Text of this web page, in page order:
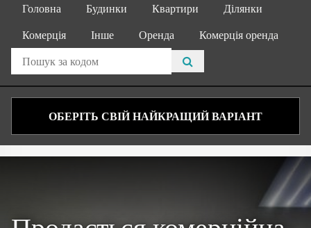
Головна Будинки Квартири
Ділянки
Комерція
Інше Оренда Комерція оренда
ОБЕРІТЬ СВІЙ НАЙКРАЩИЙ ВАРІАНТ